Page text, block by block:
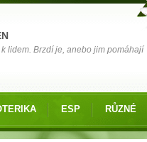
lidem. Brzdí je, anebo jim pomáhají
ESP RŮZNÉ